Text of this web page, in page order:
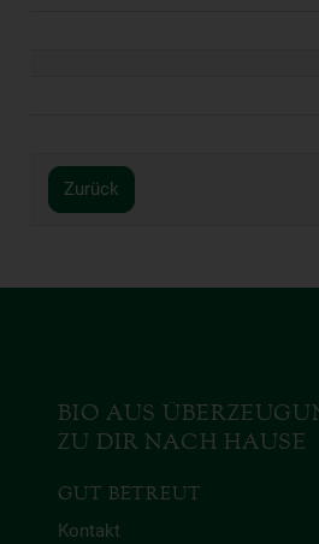
Zurück
BIO AUS
ZU DIR NACH HAUSE
GUT BETREUT
Kontakt